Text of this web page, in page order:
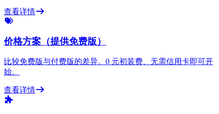
查看详情
价格方案（提供免费版）
比较免费版与付费版的差异。0 元初装费、无需信用卡即可开
始。
查看详情